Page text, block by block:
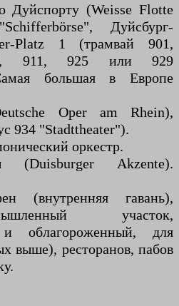
Дуйспорту (Weisse Flotte
Дуйсбург-
Platz 1 (трамвай 901,
911, 925 или 929
большая в Европе
Oper am Rhein),
934 "Stadttheater").
оркестр.
(Duisburger Akzente).
(внутренняя гавань),
участок,
и облагороженный, для
выше), ресторанов, пабов